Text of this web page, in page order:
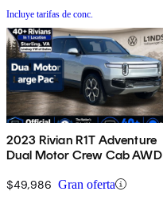
Incluye tarifas de conc.
2023 Rivian R1T Adventure
Dual Motor Crew Cab AWD
$49,986 Gran oferta